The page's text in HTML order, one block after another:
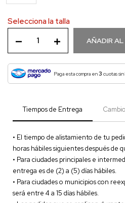
Selecciona la talla
AÑADIR
Paga esta compra en3 cuotas
Tiempos de Entrega
• El tiempo de alistamiento de tu
horas hábiles siguientes después de
• Para ciudades principales e
entrega es de (2) a (5) días hábiles.
• Para ciudades o municipios con
será entre 4 a 15 días hábiles.